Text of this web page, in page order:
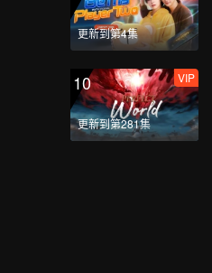
更新到第4集
10
更新到第281集
VIP